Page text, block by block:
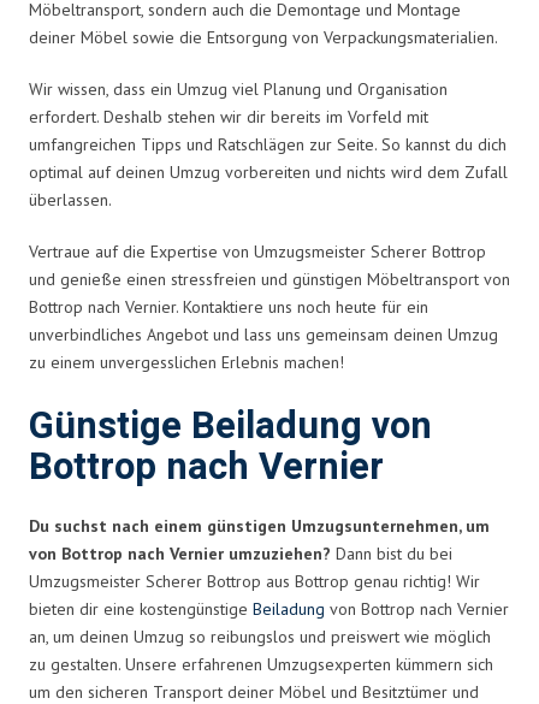
Möbeltransport, sondern auch die Demontage und Montage
deiner Möbel sowie die Entsorgung von Verpackungsmaterialien.
Wir wissen, dass ein Umzug viel Planung und Organisation
erfordert. Deshalb stehen wir dir bereits im Vorfeld mit
umfangreichen Tipps und Ratschlägen zur Seite. So kannst du dich
optimal auf deinen Umzug vorbereiten und nichts wird dem Zufall
überlassen.
Vertraue auf die Expertise von Umzugsmeister Scherer Bottrop
und genieße einen stressfreien und günstigen Möbeltransport von
Bottrop nach Vernier. Kontaktiere uns noch heute für ein
unverbindliches Angebot und lass uns gemeinsam deinen Umzug
zu einem unvergesslichen Erlebnis machen!
Günstige Beiladung von
Bottrop nach Vernier
Du suchst nach einem günstigen Umzugsunternehmen, um
von Bottrop nach Vernier umzuziehen? Dann bist du bei
Umzugsmeister Scherer Bottrop aus Bottrop genau richtig! Wir
bieten dir eine kostengünstige Beiladung von Bottrop nach Vernier
an, um deinen Umzug so reibungslos und preiswert wie möglich
zu gestalten. Unsere erfahrenen Umzugsexperten kümmern sich
um den sicheren Transport deiner Möbel und Besitztümer und